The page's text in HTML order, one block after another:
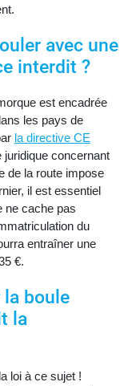
avec une
interdit ?
est encadrée
les pays de
la directive CE
juridique concernant
de la route impose
il est essentiel
ne cache pas
du
entraîner une
€.
boule
la
loi à ce sujet !